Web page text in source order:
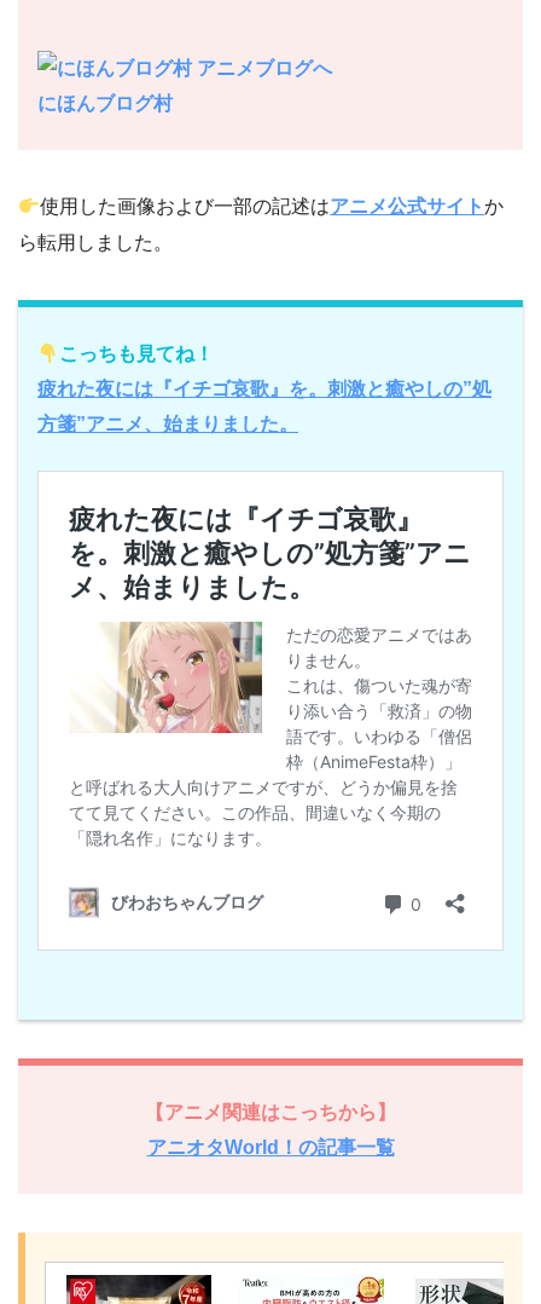
にほんブログ村
使用した画像および一部の記述はアニメ公式サイトか
ら転用しました。
こっちも見てね！
疲れた夜には『イチゴ哀歌』を。刺激と癒やしの”処
方箋”アニメ、始まりました。
【アニメ関連はこっちから】
アニオタWorld！の記事一覧